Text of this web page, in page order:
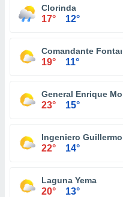
Clorinda
17° 12°
Comandante
19° 11°
General Enrique
23° 15°
Ingeniero
22° 14°
Laguna Yema
20° 13°